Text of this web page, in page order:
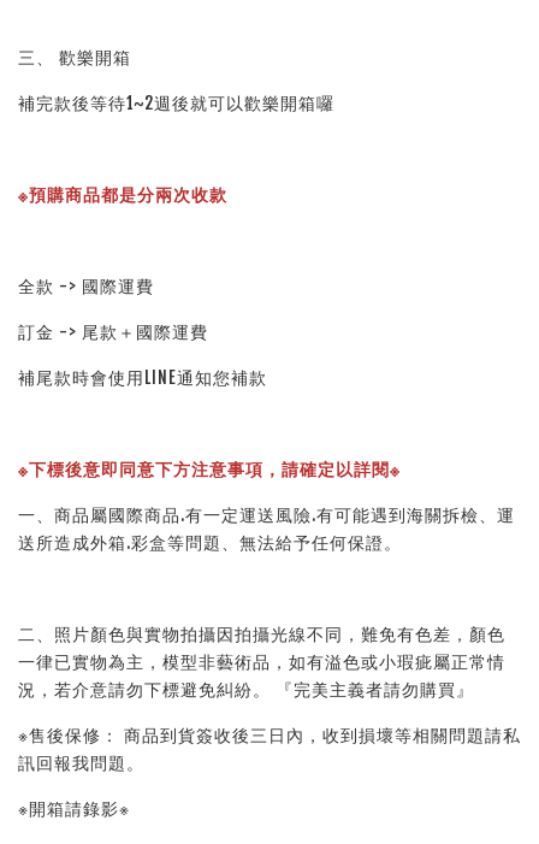
三、 歡樂開箱
補完款後等待1~2週後就可以歡樂開箱囉
※預購商品都是分兩次收款
全款 -> 國際運費
訂金 -> 尾款＋國際運費
補尾款時會使用LINE通知您補款
※下標後意即同意下方注意事項，請確定以詳閱※
一、商品屬國際商品.有一定運送風險.有可能遇到海關拆檢、運
送所造成外箱.彩盒等問題、無法給予任何保證。
二、照片顏色與實物拍攝因拍攝光線不同，難免有色差，顏色
一律已實物為主，模型非藝術品，如有溢色或小瑕疵屬正常情
況，若介意請勿下標避免糾紛。 『完美主義者請勿購買』
※售後保修： 商品到貨簽收後三日內，收到損壞等相關問題請私
訊回報我問題。
※開箱請錄影※